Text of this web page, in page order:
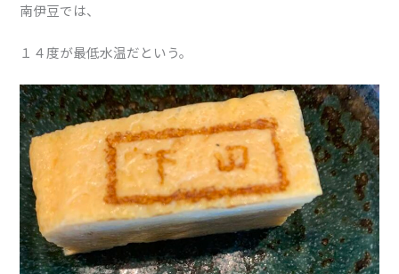
南伊豆では、
１４度が最低水温だという。